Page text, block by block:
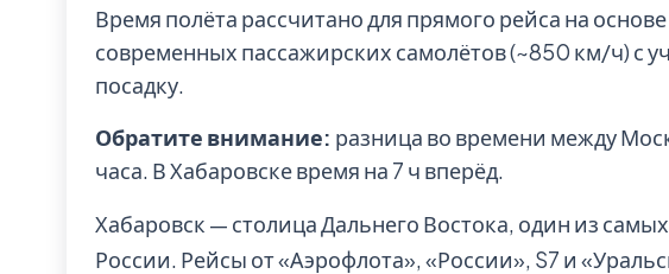
Время полёта рассчитано для прямого рейса на
современных пассажирских самолётов (~850 км/ч) с
посадку.
Обратите внимание: разница во времени между
часа. В Хабаровске время на 7 ч вперёд.
Хабаровск — столица Дальнего Востока, один из
России. Рейсы от «Аэрофлота», «России», S7 и